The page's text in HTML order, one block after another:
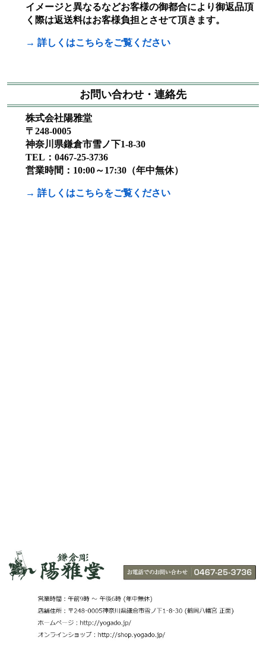
イメージと異なるなどお客様の御都合により御返品頂
く際は返送料はお客様負担とさせて頂きます。
→ 詳しくはこちらをご覧ください
お問い合わせ・連絡先
株式会社陽雅堂
〒248-0005
神奈川県鎌倉市雪ノ下1-8-30
TEL：0467-25-3736
営業時間：10:00～17:30（年中無休）
→ 詳しくはこちらをご覧ください